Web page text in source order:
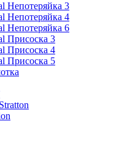
Непотеряйка 3
Непотеряйка 4
Непотеряйка 6
Присоска 3
Присоска 4
Присоска 5